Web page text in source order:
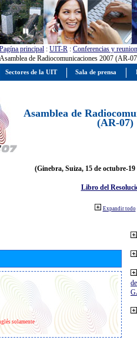
Pagína principal : UIT-R : Conferencias y
Asamblea de Radiocomunicaciones 2007 (AR-
Asamblea de
(AR-07)
(Ginebra, Suiza, 15 de octubre-19
Libro del
Expandir todo
solamente
Sectores de la UIT Sala de prensa